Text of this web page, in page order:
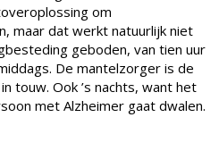
om
maar dat werkt natuurlijk niet
geboden, van tien uur
De mantelzorger is de
touw. Ook ’s nachts, want het
met Alzheimer gaat dwalen.